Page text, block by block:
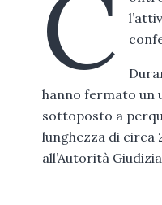
C
hanno fermato un
sottoposto a
lunghezza di circa
all’Autorità